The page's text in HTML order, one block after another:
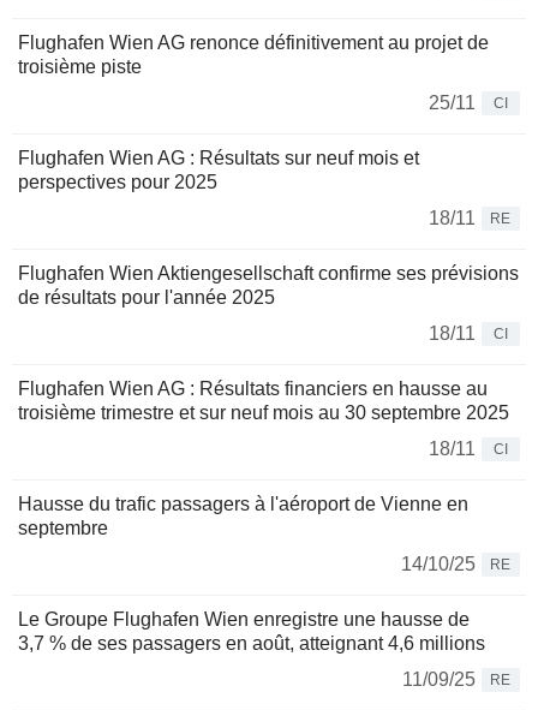
Flughafen Wien AG renonce définitivement au projet de
troisième piste
25/11
CI
Flughafen Wien AG : Résultats sur neuf mois et
perspectives pour 2025
18/11
RE
Flughafen Wien Aktiengesellschaft confirme ses prévisions
de résultats pour l'année 2025
18/11
CI
Flughafen Wien AG : Résultats financiers en hausse au
troisième trimestre et sur neuf mois au 30 septembre 2025
18/11
CI
Hausse du trafic passagers à l'aéroport de Vienne en
septembre
14/10/25
RE
Le Groupe Flughafen Wien enregistre une hausse de
3,7 % de ses passagers en août, atteignant 4,6 millions
11/09/25
RE